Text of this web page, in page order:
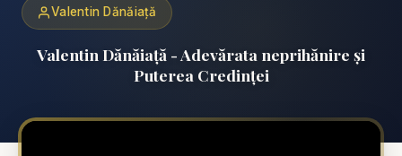
Valentin Dănăiață
Valentin Dănăiață - Adevărata neprihănire și
Puterea Credinței